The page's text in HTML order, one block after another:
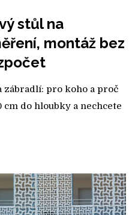
stůl na
montáž bez
zábradlí: pro koho a proč
do hloubky a nechcete